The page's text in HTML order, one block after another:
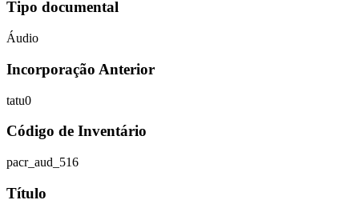
Tipo documental
Áudio
Incorporação Anterior
tatu0
Código de Inventário
pacr_aud_516
Título